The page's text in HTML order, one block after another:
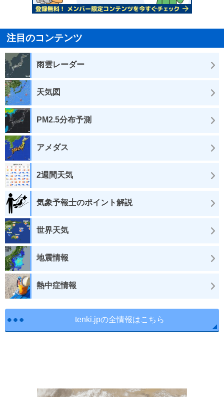
注目のコンテンツ
雨雲レーダー
天気図
PM2.5分布予測
アメダス
2週間天気
気象予報士のポイント解説
世界天気
地震情報
熱中症情報
tenki.jpの全情報はこちら